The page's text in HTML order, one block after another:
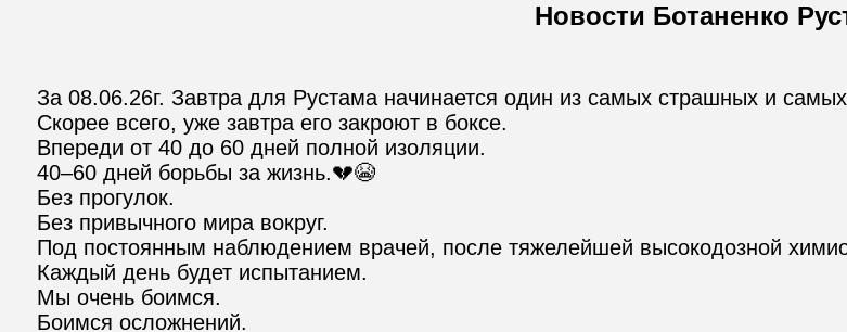
Новости Ботаненко
За 08.06.26г. Завтра для Рустама начинается один из самых страшных и
Скорее всего, уже завтра его закроют в боксе.
Впереди от 40 до 60 дней полной изоляции.
40–60 дней борьбы за жизнь.💔😭
Без прогулок.
Без привычного мира вокруг.
Под постоянным наблюдением врачей, после тяжелейшей высокодозной
Каждый день будет испытанием.
Мы очень боимся.
Боимся осложнений.